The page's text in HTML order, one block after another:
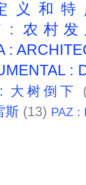
定义和
: 农村
:
:
大树倒下
斯 (13) PAZ :